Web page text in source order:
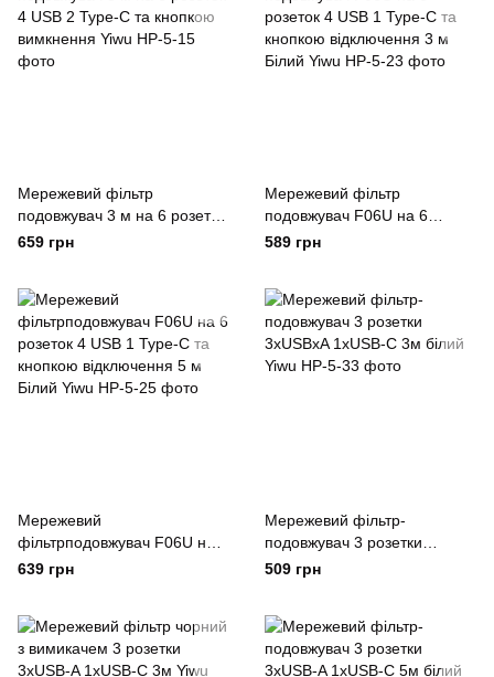
Мережевий фільтр
подовжувач 3 м на 6 розеток
4 USB 2 Type-C та кнопкою
659 грн
Мережевий фільтр
подовжувач F06U на 6
розеток 4 USB 1 Type-C та
589 грн
Мережевий
фільтрподовжувач F06U на 6
розеток 4 USB 1 Type-C та
639 грн
Мережевий фільтр-
подовжувач 3 розетки
3xUSBxA 1xUSB-C 3м білий
509 грн